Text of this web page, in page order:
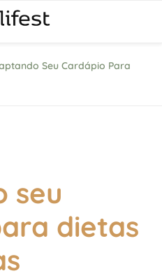
Seu Cardápio Para
seu
dietas